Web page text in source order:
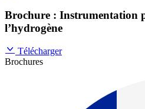
Brochure : Instrumentation
l’hydrogène
Télécharger
Brochures